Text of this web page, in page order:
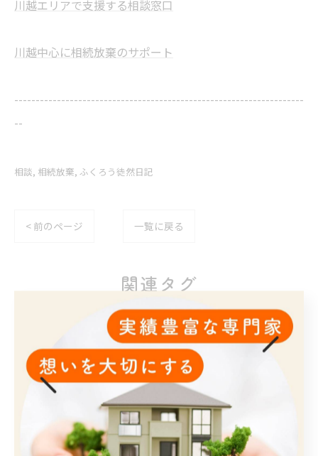
川越エリアで支援する相談窓口
川越中心に相続放棄のサポート
--------------------------------------------------------------------
--
相談 相続放棄 ふくろう徒然日記
< 前のページ 一覧に戻る
関連タグ
#相続 #遺言
カテゴリー Categories